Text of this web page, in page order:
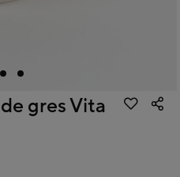
gres Vita